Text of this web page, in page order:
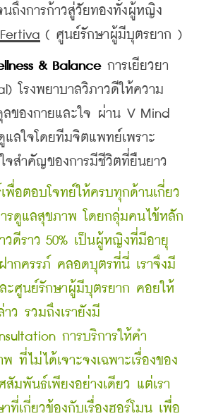
ถึงการก้าวสู่วัยทองทั้งผู้หญิง
Fertiva ( ศูนย์รักษาผู้มีบุตรยาก )
& Balance การเยียวยา
โรงพยาบาลวิภาวดีให้ความ
ของกายและใจ ผ่าน V Mind
ลใจโดยทีมจิตแพทย์เพราะ
จสำคัญของการมีชีวิตที่ยืนยาว
พื่อตอบโจทย์ให้ครบทุกด้านเกี่ยว
รดูแลสุขภาพ โดยกลุ่มคนไข้หลัก
วดีราว 50% เป็นผู้หญิงที่มีอายุ
กครรภ์ คลอดบุตรที่นี่ เราจึงมี
ะศูนย์รักษาผู้มีบุตรยาก คอยให้
ว รวมถึงเรายังมี
การบริการให้คำ
ที่ไม่ได้เจาะจงเฉพาะเรื่องของ
มพันธ์เพียงอย่างเดียว แต่เรา
ที่เกี่ยวข้องกับเรื่องฮอร์โมน เพื่อ